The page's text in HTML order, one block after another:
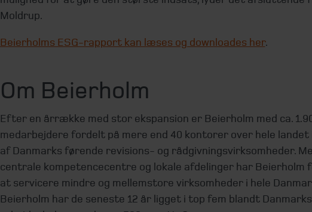
Moldrup.
Beierholms ESG-rapport kan læses og downloades her.
Om Beierholm
Efter en årrække med stor ekspansion er Beierholm med ca.
medarbejdere fordelt på mere end 40 kontorer over hele landet
af Danmarks førende revisions- og rådgivningsvirksomheder.
centrale kompetencecentre og lokale afdelinger har Beierholm
at servicere mindre og mellemstore virksomheder i hele
Beierholm har de seneste 12 år ligget i top fem blandt